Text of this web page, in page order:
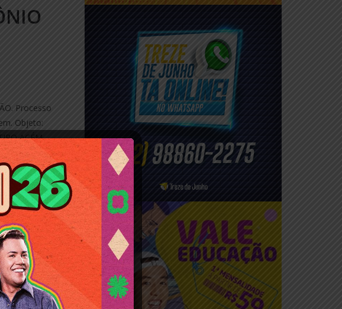
Processo
Objeto:
ACÉM,
o nº
sob o nº
de 2025.